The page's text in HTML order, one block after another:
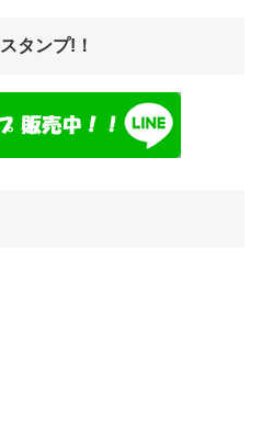
タンプ!！